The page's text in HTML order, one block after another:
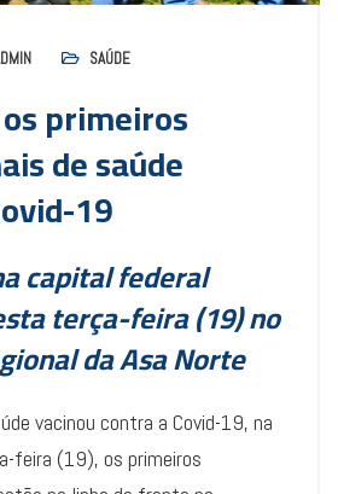
SAÚDE
primeiros
de saúde
19
capital federal
terça-feira (19) no
da Asa Norte
vacinou contra a Covid-19, na
feira (19), os primeiros